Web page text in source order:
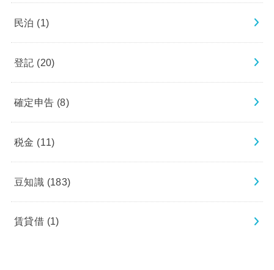
民泊 (1)
登記 (20)
確定申告 (8)
税金 (11)
豆知識 (183)
賃貸借 (1)